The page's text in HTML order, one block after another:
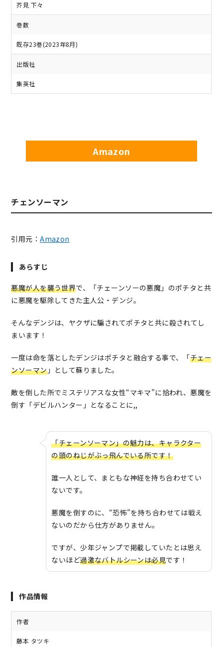
芥見 下々
巻数
既存23巻(2023年8月)
出版社
集英社
Amazon
チェンソーマン
引用元：Amazon
あらすじ
悪魔が人を襲う世界で、「チェーンソーの悪魔」のポチタと共
に悪魔を駆除してきた主人公・デンジ。
そんなデンジは、ヤクザに騙されてポチタと共に殺されてし
まいます！
一度は命を落としたデンジはポチタと融合する事で、「チェー
ンソーマン」として蘇りました。
敵を倒した所でミステリアスな女性“マキマ”に拾われ、悪魔を
倒す「デビルハンター」となることに,,
「チェーンソーマン」の魅力は、キャラクター
の頭のねじがぶっ飛んでいる所です！
誰一人として、まともな神経を持ち合わせてい
ないです。
悪魔を倒すのに、“恐怖”を持ち合わせては戦え
ないのだから仕方がありません。
ですが、少年ジャンプで掲載していたとは思え
ないほど過激なバトルシーンは必見です！
作品情報
作者
藤本 タツキ